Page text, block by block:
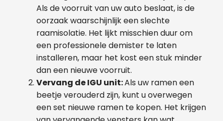
Als de voorruit van uw auto beslaat, is de
oorzaak waarschijnlijk een slechte
raamisolatie. Het lijkt misschien duur om
een professionele demister te laten
installeren, maar het kost een stuk minder
dan een nieuwe voorruit.
Vervang de IGU unit:Als uw ramen een
beetje verouderd zijn, kunt u overwegen
een set nieuwe ramen te kopen. Het krijgen